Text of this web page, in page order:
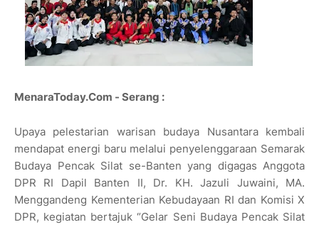
MenaraToday.Com - Serang :
Upaya pelestarian warisan budaya Nusantara kembali
mendapat energi baru melalui penyelenggaraan Semarak
Budaya Pencak Silat se-Banten yang digagas Anggota
DPR RI Dapil Banten II, Dr. KH. Jazuli Juwaini, MA.
Menggandeng Kementerian Kebudayaan RI dan Komisi X
DPR, kegiatan bertajuk “Gelar Seni Budaya Pencak Silat